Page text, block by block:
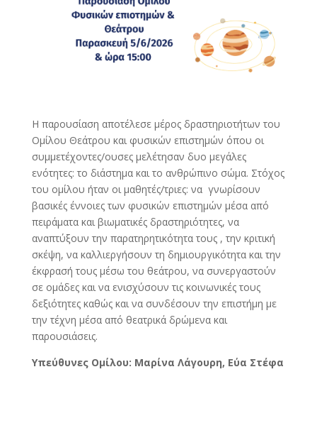
Η παρουσίαση αποτέλεσε μέρος δραστηριοτήτων του
Ομίλου Θεάτρου και φυσικών επιστημών όπου οι
συμμετέχοντες/ουσες μελέτησαν δυο μεγάλες
ενότητες: το διάστημα και το ανθρώπινο σώμα. Στόχος
του ομίλου ήταν οι μαθητές/τριες: να γνωρίσουν
βασικές έννοιες των φυσικών επιστημών μέσα από
πειράματα και βιωματικές δραστηριότητες, να
αναπτύξουν την παρατηρητικότητα τους , την κριτική
σκέψη, να καλλιεργήσουν τη δημιουργικότητα και την
έκφρασή τους μέσω του θεάτρου, να συνεργαστούν
σε ομάδες και να ενισχύσουν τις κοινωνικές τους
δεξιότητες καθώς και να συνδέσουν την επιστήμη με
την τέχνη μέσα από θεατρικά δρώμενα και
παρουσιάσεις.
Υπεύθυνες Ομίλου: Μαρίνα Λάγουρη, Εύα Στέφα